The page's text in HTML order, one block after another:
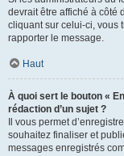
devrait être affiché à côté
cliquant sur celui-ci, vous
rapporter le message.
Haut
À quoi sert le bouton «
rédaction d’un sujet ?
Il vous permet
souhaitez finaliser et
messages enregistrés